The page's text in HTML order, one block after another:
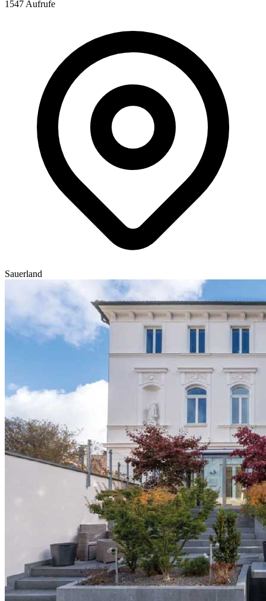
1547 Aufrufe
Sauerland